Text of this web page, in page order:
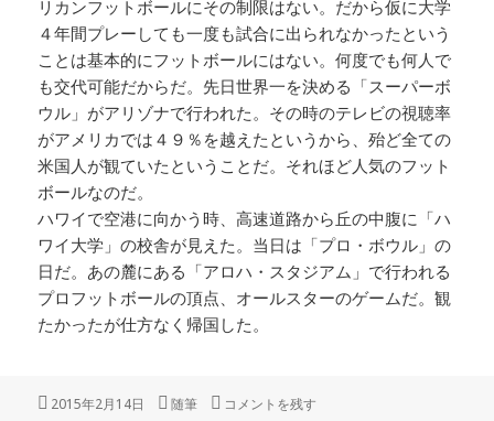
リカンフットボールにその制限はない。だから仮に大学
４年間プレーしても一度も試合に出られなかったという
ことは基本的にフットボールにはない。何度でも何人で
も交代可能だからだ。先日世界一を決める「スーパーボ
ウル」がアリゾナで行われた。その時のテレビの視聴率
がアメリカでは４９％を越えたというから、殆ど全ての
米国人が観ていたということだ。それほど人気のフット
ボールなのだ。
ハワイで空港に向かう時、高速道路から丘の中腹に「ハ
ワイ大学」の校舎が見えた。当日は「プロ・ボウル」の
日だ。あの麓にある「アロハ・スタジアム」で行われる
プロフットボールの頂点、オールスターのゲームだ。観
たかったが仕方なく帰国した。
投
2015年2月14日
カ
随筆 「現在のアメリカンフットボール」その２ に
コメントを残す